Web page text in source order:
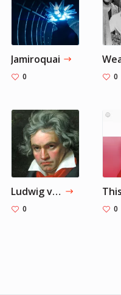
Jamiroquai
0 0
Ludwig van Beethoven
0 0